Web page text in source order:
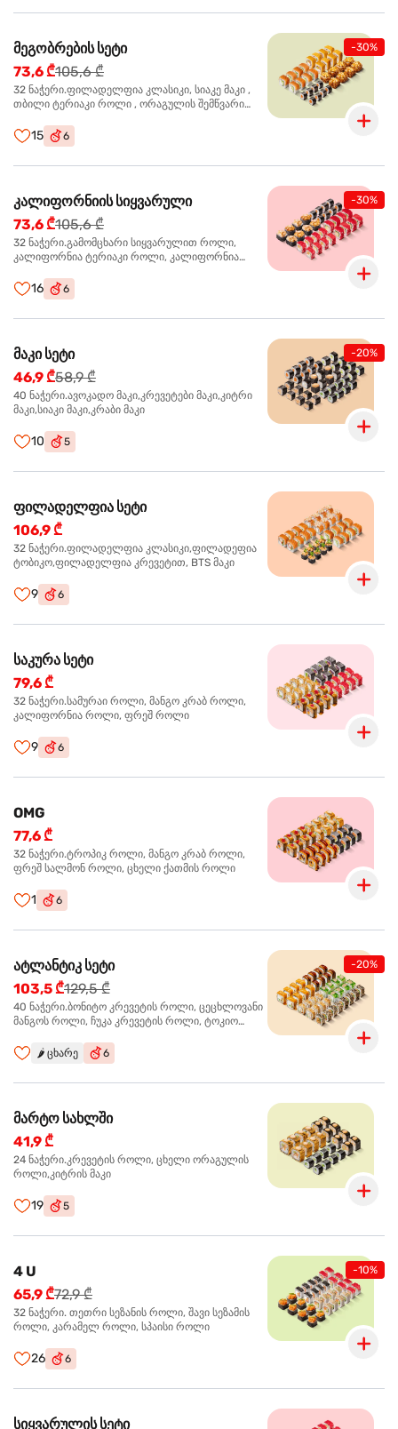
-30%
მეგობრების სეტი
73,6 ₾105,6 ₾
32 ნაჭერი.ფილადელფია კლასიკი, სიაკე მაკი ,
თბილი ტერიაკი როლი , ორაგულის შემწვარი
15 6
-30%
კალიფორნიის სიყვარული
73,6 ₾105,6 ₾
32 ნაჭერი.გამომცხარი სიყვარულით როლი,
კალიფორნია ტერიაკი როლი, კალიფორნია
16 6
-20%
მაკი სეტი
46,9 ₾58,9 ₾
40 ნაჭერი.ავოკადო მაკი,კრევეტები მაკი,კიტრი
მაკი,სიაკი მაკი,კრაბი მაკი
10 5
ფილადელფია სეტი
106,9 ₾
32 ნაჭერი.ფილადელფია კლასიკი,ფილადეფია
ტობიკო,ფილადელფია კრევეტით, BTS მაკი
9 6
საკურა სეტი
79,6 ₾
32 ნაჭერი.სამურაი როლი, მანგო კრაბ როლი,
კალიფორნია როლი, ფრეშ როლი
9 6
OMG
77,6 ₾
32 ნაჭერი.ტროპიკ როლი, მანგო კრაბ როლი,
ფრეშ სალმონ როლი, ცხელი ქათმის როლი
1 6
-20%
ატლანტიკ სეტი
103,5 ₾129,5 ₾
40 ნაჭერი.ბონიტო კრევეტის როლი, ცეცხლოვანი
მანგოს როლი, ჩუკა კრევეტის როლი, ტოკიო
🌶️ ცხარე 6
მარტო სახლში
41,9 ₾
24 ნაჭერი.კრევეტის როლი, ცხელი ორაგულის
როლი,კიტრის მაკი
19 5
-10%
4 U
65,9 ₾72,9 ₾
32 ნაჭერი. თეთრი სეზანის როლი, შავი სეზამის
როლი, კარამელ როლი, სპაისი როლი
26 6
სიყვარულის სეტი